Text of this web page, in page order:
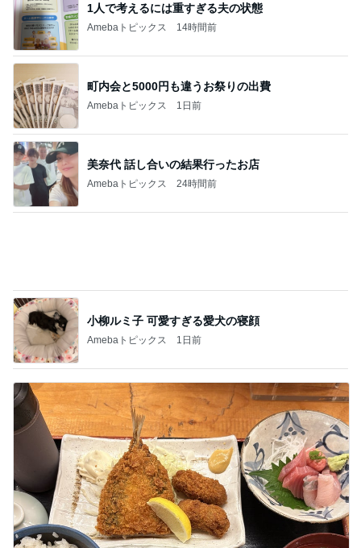
1人で考えるには重すぎる夫の状態
Amebaトピックス 14時間前
町内会と5000円も違うお祭りの出費
Amebaトピックス 1日前
美奈代 話し合いの結果行ったお店
Amebaトピックス 24時間前
小柳ルミ子 可愛すぎる愛犬の寝顔
Amebaトピックス 1日前